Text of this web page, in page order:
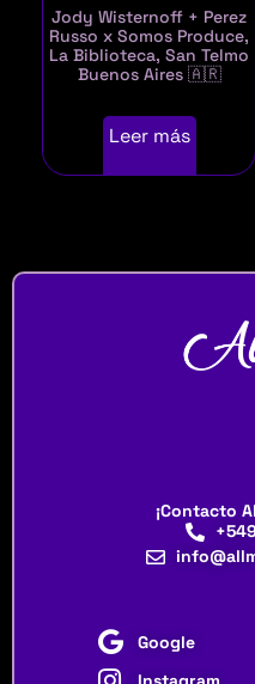
Jody Wisternoff + Perez
Russo x Somos Produce,
La Biblioteca, San Telmo
Buenos Aires 🇦🇷
Leer más
¡Contacto
Google